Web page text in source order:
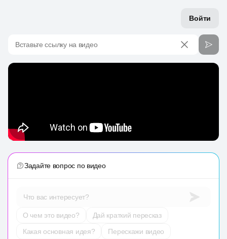
Войти
Вставьте ссылку на видео
Задайте вопрос по видео
Что вас интересует?
О чем это видео?
Дай краткий пересказ
Какая основная идея?
Перескажи видео